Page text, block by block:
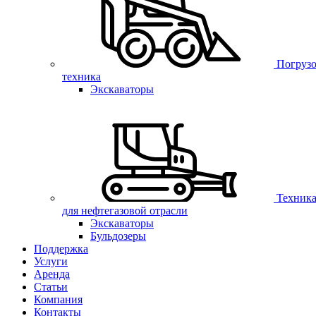
техника
Экскаваторы
Техника
для нефтегазовой отрасли
Экскаваторы
Бульдозеры
Поддержка
Услуги
Аренда
Статьи
Компания
Контакты